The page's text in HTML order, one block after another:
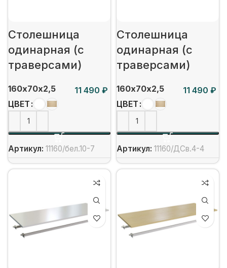
Столешница
одинарная (с
траверсами)
160х70х2,5
₽
ЦВЕТ
Артикул: 11160/бел.10-7
Столешница
одинарная (с
траверсами)
160х70х2,5
₽
ЦВЕТ
Артикул: 11160/ДСв.4-4